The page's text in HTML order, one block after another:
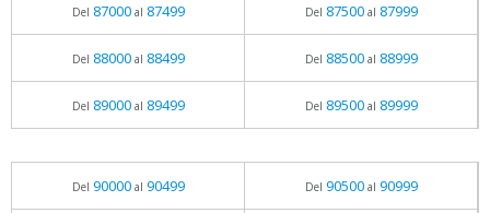
Del 87000al 87499 Del 87500al 87999
Del 88000al 88499 Del 88500al 88999
Del 89000al 89499 Del 89500al 89999
Del 90000al 90499 Del 90500al 90999